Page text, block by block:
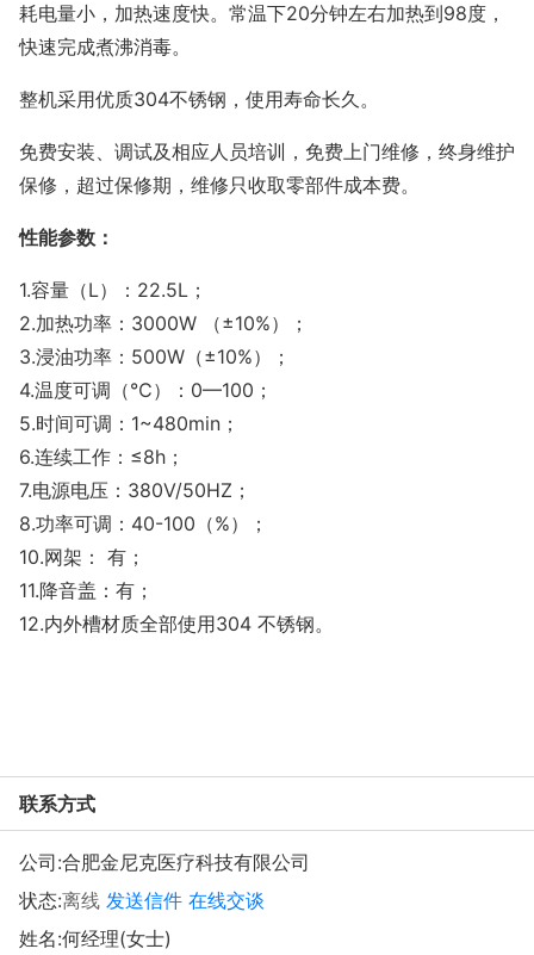
耗电量小，加热速度快。常温下20分钟左右加热到98度，
快速完成煮沸消毒。
整机采用优质304不锈钢，使用寿命长久。
免费安装、调试及相应人员培训，免费上门维修，终身维护
保修，超过保修期，维修只收取零部件成本费。
性能参数：
1.容量（L）：22.5L；
2.加热功率：3000W （±10%）；
3.浸油功率：500W（±10%）；
4.温度可调（℃）：0—100；
5.时间可调：1~480min；
6.连续工作：≤8h；
7.电源电压：380V/50HZ；
8.功率可调：40-100（%）；
10.网架： 有；
11.降音盖：有；
12.内外槽材质全部使用304 不锈钢。
联系方式
公司:合肥金尼克医疗科技有限公司
状态:离线 发送信件 在线交谈
姓名:何经理(女士)